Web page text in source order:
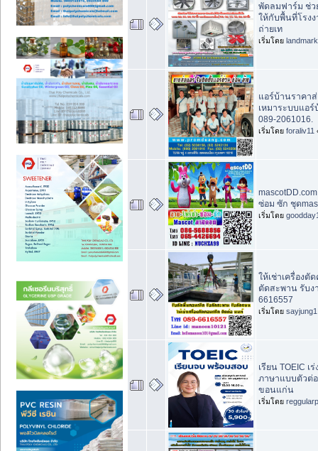
พัดลมฟาร์ม ช่ว
ให้กับพื้นที่โรง
ถ่ายเท
เริ่มโดย
แอร์บ้านราคา
เหมาระบบแอ
089-2061016.
เริ่มโดย foraliv11
ซ่อม ซัก ชุด
เริ่มโดย
ให้เช่าเครื่อง
ตัดสะพาน รับง
6616557
เริ่มโดย sayjung1
เรียน TOEIC
ภาษาแบบตัวต่
ขอนแก่น
เริ่มโดย